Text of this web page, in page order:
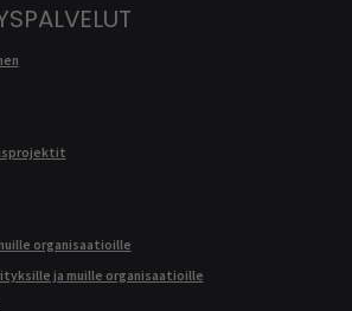
organisaatioille
ja muille organisaatioille